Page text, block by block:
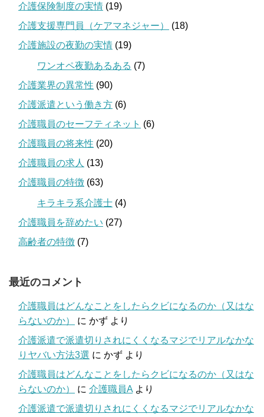
介護保険制度の実情 (19)
介護支援専門員（ケアマネジャー）
(18)
介護施設の夜勤の実情 (19)
ワンオペ夜勤あるある (7)
介護業界の異常性 (90)
介護派遣という働き方 (6)
介護職員のセーフティネット (6)
介護職員の将来性 (20)
介護職員の求人 (13)
介護職員の特徴 (63)
キラキラ系介護士 (4)
介護職員を辞めたい (27)
高齢者の特徴 (7)
最近のコメント
介護職員はどんなことをしたらクビになるのか（又はな
らないのか）
に かず より
介護派遣で派遣切りされにくくなるマジでリアルなかな
りヤバい方法3選 に かず より
介護職員はどんなことをしたらクビになるのか（又はな
らないのか）
に 介護職員A より
介護派遣で派遣切りされにくくなるマジでリアルなかな